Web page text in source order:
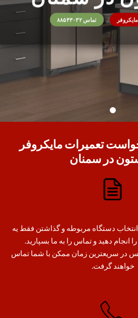
تماس ۸۸۵۴۳۰۳۲
تعمیرات مایکروفر
در سمنان
دستگاه مربوطه و گذاشتن فقط یه
انجام دهید و تماس را به ما بسپارید.
در سریعترین زمان ممکن با شما تماس
خواهند گرفت.